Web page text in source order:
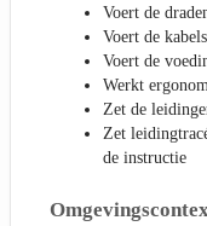
Voert de
Voert de
Voert de
Werkt
Zet de
Zet
de instructie